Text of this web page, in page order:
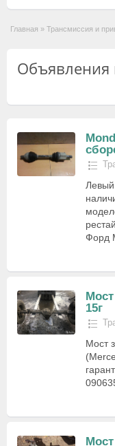
Главная » Трансмиссия и
Объявления
Форд
15г
Мост